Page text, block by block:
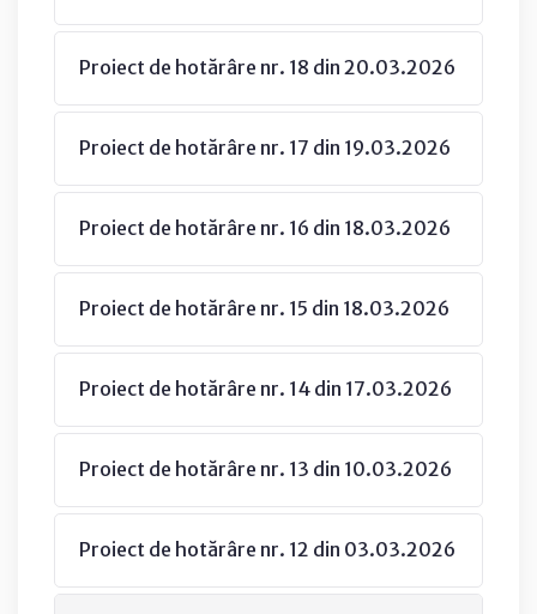
Proiect de hotărâre nr. 18 din 20.03.2026
Proiect de hotărâre nr. 17 din 19.03.2026
Proiect de hotărâre nr. 16 din 18.03.2026
Proiect de hotărâre nr. 15 din 18.03.2026
Proiect de hotărâre nr. 14 din 17.03.2026
Proiect de hotărâre nr. 13 din 10.03.2026
Proiect de hotărâre nr. 12 din 03.03.2026